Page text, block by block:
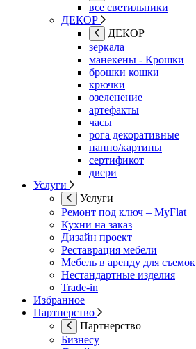
все светильники
ДЕКОР
ДЕКОР
зеркала
манекены - Крошки
брошки кошки
крючки
озеленение
артефакты
часы
рога декоративные
панно/картины
сертификот
двери
Услуги
Услуги
Ремонт под ключ – MyFlat
Кухни на заказ
Дизайн проект
Реставрация мебели
Мебель в аренду для съемок
Нестандартные изделия
Trade-in
Избранное
Партнерство
Партнерство
Бизнесу